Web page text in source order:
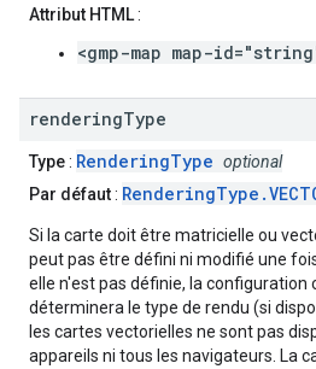
Attribut HTML:
<gmp-map map-
renderingType
Type: RenderingType optional
Par défaut:
Si la carte doit être matricielle ou
peut pas être défini ni modifié une
elle n'est pas définie, la configuration
déterminera le type de rendu (si
les cartes vectorielles ne sont pas
appareils ni tous les navigateurs. La